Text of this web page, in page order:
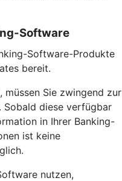
Software
Software-Produkte
bereit.
müssen Sie zwingend zur
Sobald diese verfügbar
in Ihrer Banking-
ist keine
nutzen,